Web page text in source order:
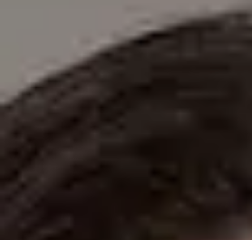
6 · Especialistas en Spain
Especialistas registrados en los
Dr. Fidel Ernesto Mesa Prado —
Health Spain. Book an online video
Cardiología Especialista